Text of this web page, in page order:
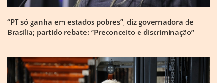
“PT só ganha em estados pobres”, diz governadora de
Brasília; partido rebate: “Preconceito e discriminação”